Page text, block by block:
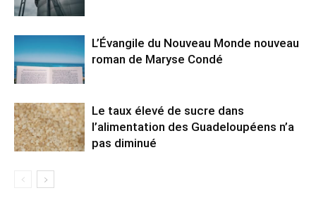
L’Évangile du Nouveau Monde nouveau
roman de Maryse Condé
Le taux élevé de sucre dans
l’alimentation des Guadeloupéens n’a
pas diminué